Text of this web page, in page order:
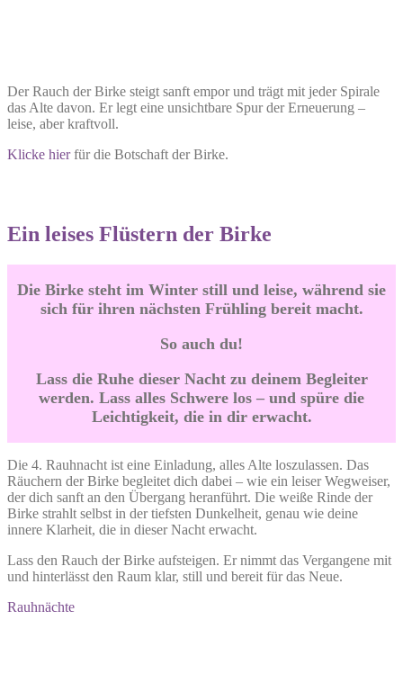
Der Rauch der Birke steigt sanft empor und trägt mit jeder Spirale
das Alte davon. Er legt eine unsichtbare Spur der Erneuerung –
leise, aber kraftvoll.
Klicke hierfür die Botschaft der Birke.
Ein leises Flüstern der Birke
Die Birke steht im Winter still und leise, während sie
sich für ihren nächsten Frühling bereit macht.
So auch du!
Lass die Ruhe dieser Nacht zu deinem Begleiter
werden. Lass alles Schwere los – und spüre die
Leichtigkeit, die in dir erwacht.
Die 4. Rauhnacht ist eine Einladung, alles Alte loszulassen. Das
Räuchern der Birke begleitet dich dabei – wie ein leiser Wegweiser,
der dich sanft an den Übergang heranführt. Die weiße Rinde der
Birke strahlt selbst in der tiefsten Dunkelheit, genau wie deine
innere Klarheit, die in dieser Nacht erwacht.
Lass den Rauch der Birke aufsteigen. Er nimmt das Vergangene mit
und hinterlässt den Raum klar, still und bereit für das Neue.
Rauhnächte